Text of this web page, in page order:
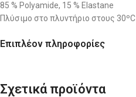
85 % Polyamide, 15 % Elastane
Πλύσιμο στο πλυντήριο στους 30ºC
Επιπλέον πληροφορίες
Σχετικά προϊόντα